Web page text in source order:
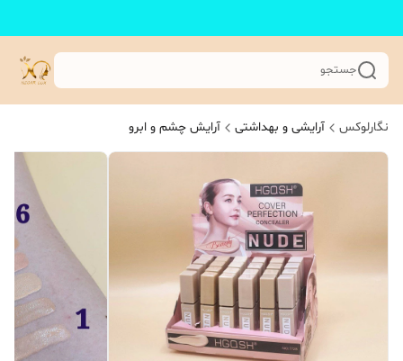
جستجو
نگارلوکس آرایشی و بهداشتی آرایش چشم و ابرو